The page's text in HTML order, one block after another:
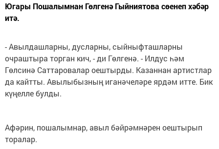
Югары Пошалымнан Гөлгенә Гыйниятова сөенеп хәбәр
итә.
- Авылдашларны, дусларны, сыйныфташларны
очраштыра торган кич, - ди Гөлгенә. - Илдус һәм
Гөлсинә Саттаровалар оештырды. Казаннан артистлар
да кайтты. Авылыбызның иганәчеләре ярдәм итте. Бик
күңелле булды.
Афәрин, пошалымнар, авыл бәйрәмнәрен оештырып
торалар.